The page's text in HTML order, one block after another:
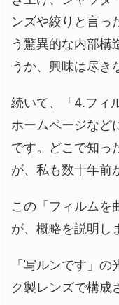
ンズや絞りと言っ
う驚異的な内部構
うか、興味は尽き
続いて、「4.フィ
ホームページなど
です。どこで知っ
が、私も数十年前
この「フィルムを
が、概略を説明し
「写ルンです」
ク製レンズで構成